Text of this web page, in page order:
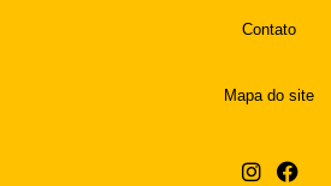
Contato
Mapa do site